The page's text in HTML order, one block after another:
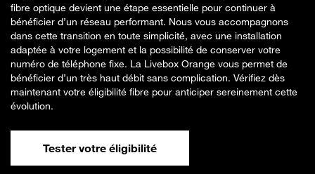
fibre optique devient une étape essentielle pour continuer à
bénéficier d’un réseau performant. Nous vous accompagnons
dans cette transition en toute simplicité, avec une installation
adaptée à votre logement et la possibilité de conserver votre
numéro de téléphone fixe. La Livebox Orange vous permet de
bénéficier d’un très haut débit sans complication. Vérifiez dès
maintenant votre éligibilité fibre pour anticiper sereinement cette
évolution.
Tester votre éligibilité